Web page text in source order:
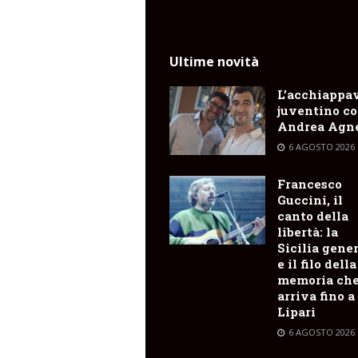
Ultime novità
juventino
Andrea
6 AGOSTO 2026
Francesco
Guccini, il
canto della
libertà: la
Sicilia
e il filo della
memoria
arriva fino a
Lipari
6 AGOSTO 2026